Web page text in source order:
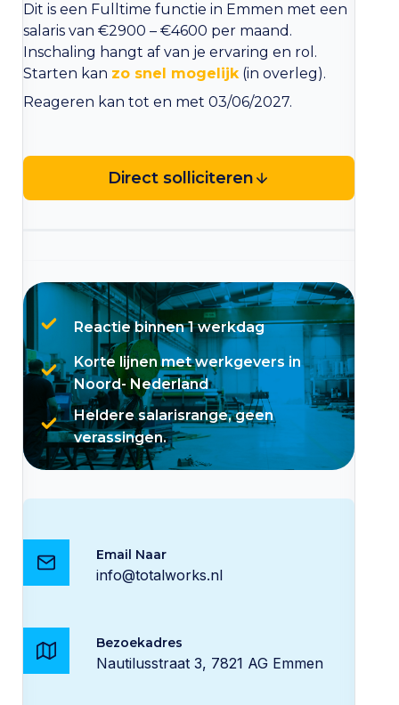
Dit is een Fulltime functie in Emmen met een
salaris van €2900 – €4600 per maand.
Inschaling hangt af van je ervaring en rol.
Starten kan zo snel mogelijk(in overleg).
Reageren kan tot en met 03/06/2027.
Direct solliciteren
Reactie binnen 1 werkdag
Korte lijnen met werkgevers in
Noord- Nederland
Heldere salarisrange, geen
verassingen.
Email Naar
info@totalworks.nl
Bezoekadres
Nautilusstraat 3, 7821 AG Emmen